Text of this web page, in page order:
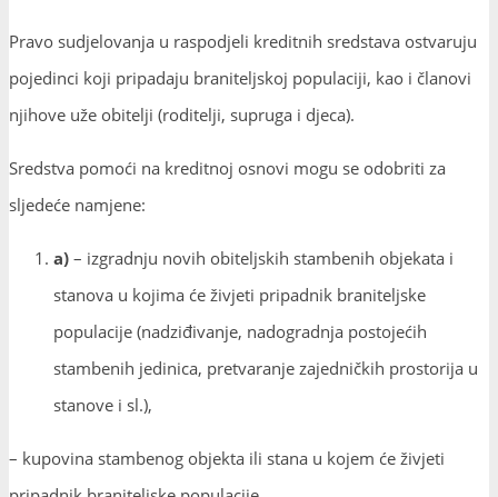
Pravo sudjelovanja u raspodjeli kreditnih sredstava ostvaruju
pojedinci koji pripadaju braniteljskoj populaciji, kao i članovi
njihove uže obitelji (roditelji, supruga i djeca).
Sredstva pomoći na kreditnoj osnovi mogu se odobriti za
sljedeće namjene:
a) – izgradnju novih obiteljskih stambenih objekata i
stanova u kojima će živjeti pripadnik braniteljske
populacije (nadziđivanje, nadogradnja postojećih
stambenih jedinica, pretvaranje zajedničkih prostorija u
stanove i sl.),
– kupovina stambenog objekta ili stana u kojem će živjeti